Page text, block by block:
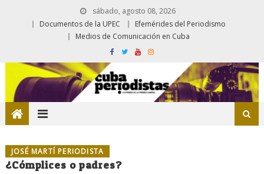
sábado, agosto 08, 2026
Documentos de la UPEC
Efemérides del Periodismo
Medios de Comunicación en Cuba
JOSÉ MARTÍ PERIODISTA
¿Cómplices o padres?